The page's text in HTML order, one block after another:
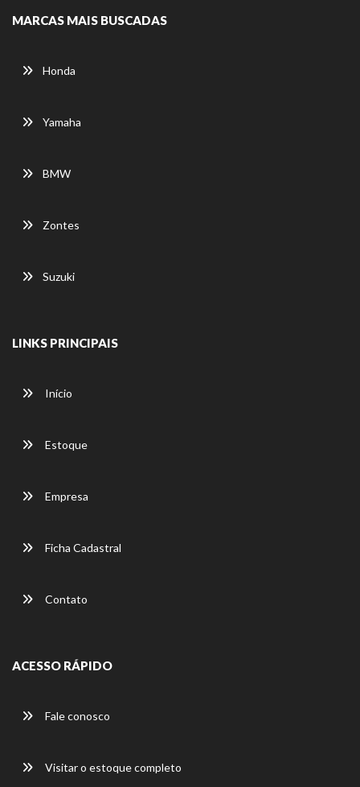
MARCAS MAIS BUSCADAS
Honda
Yamaha
BMW
Zontes
Suzuki
LINKS PRINCIPAIS
Início
Estoque
Empresa
Ficha Cadastral
Contato
ACESSO RÁPIDO
Fale conosco
Visitar o estoque completo